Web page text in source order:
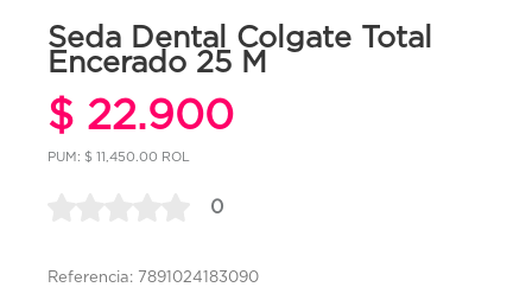
Seda Dental Colgate Total
Encerado 25 M
$ 22.900
PUM: $ 11,450.00 ROL
0
Referencia: 7891024183090